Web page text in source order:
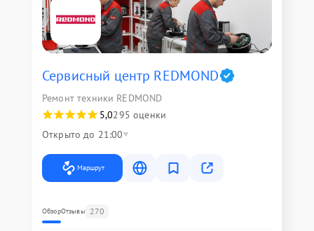
Сервисный центр REDMOND
Ремонт техники REDMOND
5,0295 оценки
Открыто до 21:00
Маршрут
ОбзорОтзывы 270